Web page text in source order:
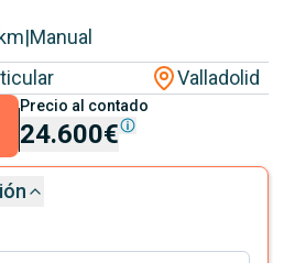
km|Manual
Valladolid
Precio al contado
24.600€